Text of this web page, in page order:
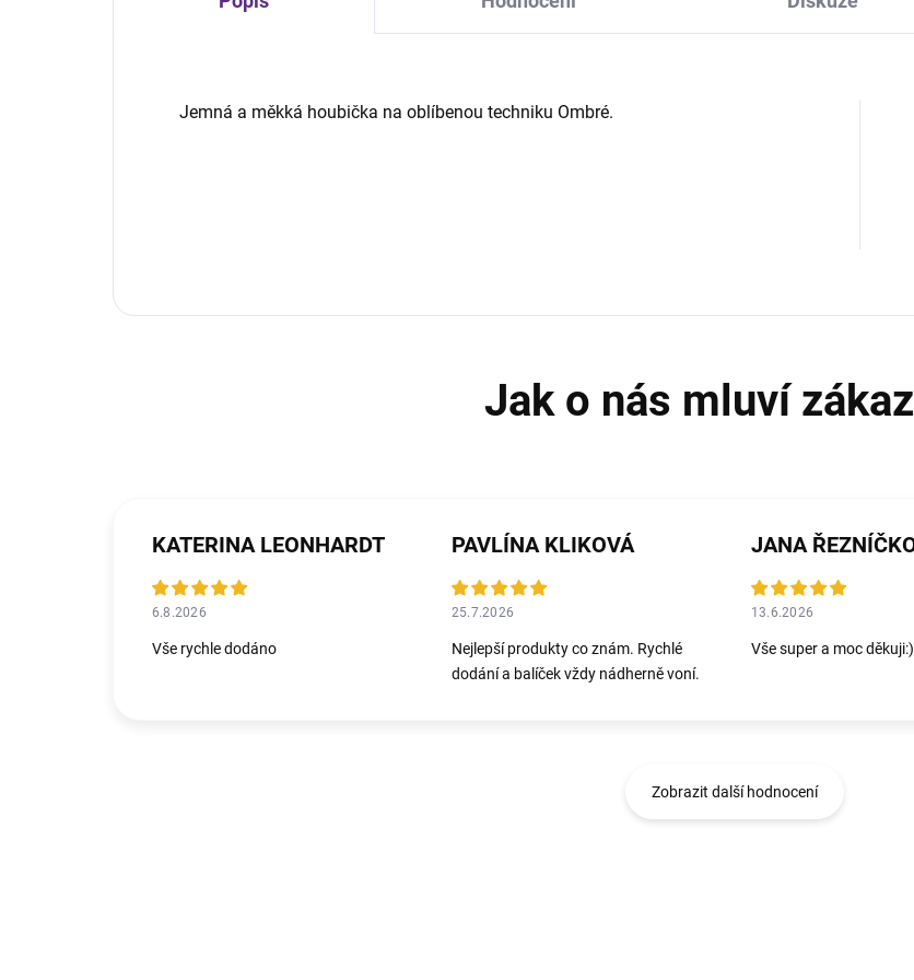
Jemná a měkká houbička na oblíbenou techniku Ombré.
KATERINA LEONHARDT
6.8.2026
Vše rychle dodáno
PAVLÍNA KLIKOVÁ
25.7.2026
Nejlepší produkty co znám. Rychlé
dodání a balíček vždy nádherně voní.
13.6.2026
Vše super a moc děkuji:)
Zobrazit další hodnocení